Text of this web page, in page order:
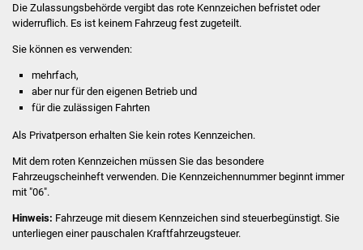
Stadtinfo
Partnerstädte
Projekte
Schulentwicklung Bizet
Sanierung Hallenbad
Die Zulassungsbehörde vergibt das rote Kennzeichen befristet oder
widerruflich. Es ist keinem Fahrzeug fest zugeteilt.
Sie können es verwenden:
mehrfach,
aber nur für den eigenen Betrieb und
für die zulässigen Fahrten
Als Privatperson erhalten Sie kein rotes Kennzeichen.
Mit dem roten Kennzeichen müssen Sie das besondere
Fahrzeugscheinheft verwenden.Die Kennzeichennummer beginnt immer
mit "06".
Hinweis: Fahrzeuge mit diesem Kennzeichen sind steuerbegünstigt. Sie
unterliegen einer pauschalen Kraftfahrzeugsteuer.